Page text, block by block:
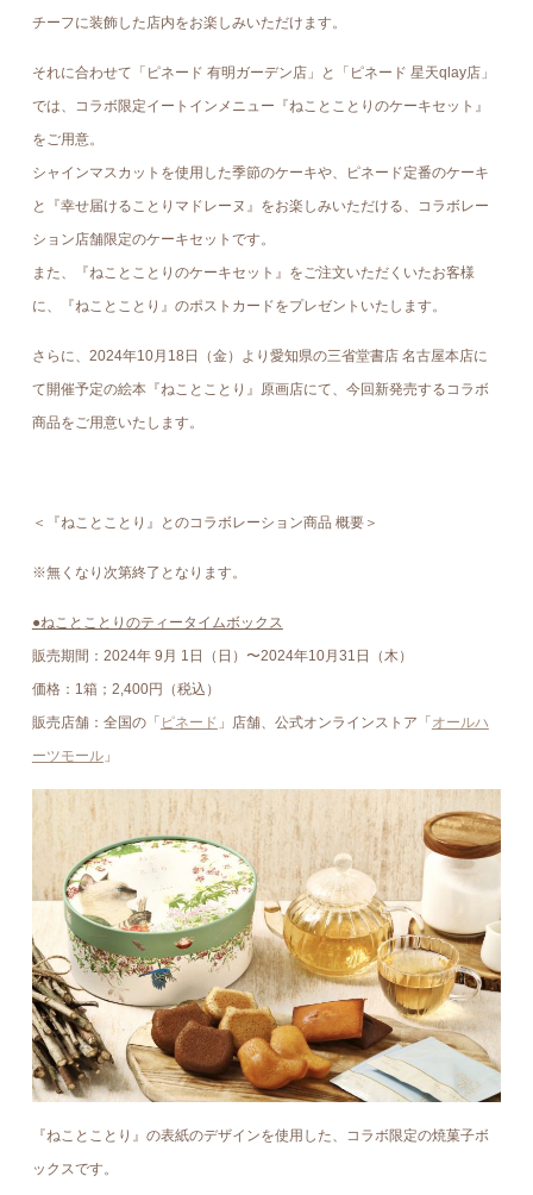
チーフに装飾した店内をお楽しみいただけます。
それに合わせて「ピネード 有明ガーデン店」と「ピネード 星天qlay店」
では、コラボ限定イートインメニュー『ねことことりのケーキセット』
をご用意。
シャインマスカットを使用した季節のケーキや、ピネード定番のケーキ
と『幸せ届けることりマドレーヌ』をお楽しみいただける、コラボレー
ション店舗限定のケーキセットです。
また、『ねことことりのケーキセット』をご注文いただくいたお客様
に、『ねことことり』のポストカードをプレゼントいたします。
さらに、2024年10月18日（金）より愛知県の三省堂書店 名古屋本店に
て開催予定の絵本『ねことことり』原画店にて、今回新発売するコラボ
商品をご用意いたします。
＜『ねことことり』とのコラボレーション商品 概要＞
※無くなり次第終了となります。
●ねことことりのティータイムボックス
販売期間：2024年 9⽉ 1⽇（日）〜2024年10月31日（木）
価格：1箱；2,400円（税込）
販売店舗：全国の「 ピネード 」店舗、公式オンラインストア「 オールハ
ーツモール」
『ねことことり』の表紙のデザインを使用した、コラボ限定の焼菓子ボ
ックスです。